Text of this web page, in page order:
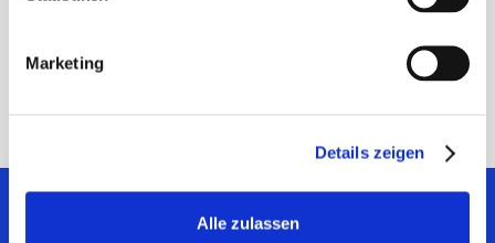
Marketing
Details zeigen
Alle zulassen